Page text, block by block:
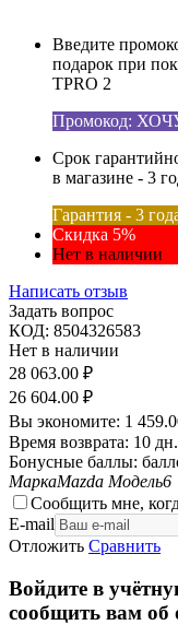
Введите
подарок при
TPRO 2
Промокод:
Срок
в магазине - 3
Гарантия - 3
Скидка 5%
Нет в наличии
Написать отзыв
Задать вопрос
КОД: 8504326583
Нет в наличии
28 063.00 ₽
26 604.00 ₽
Вы экономите: 1
Время возврата: 10 дн.
Бонусные баллы:
МаркаMazda Модель6
Сообщить мне,
E-mail
Отложить Сравнить
Войдите в
сообщить вам об